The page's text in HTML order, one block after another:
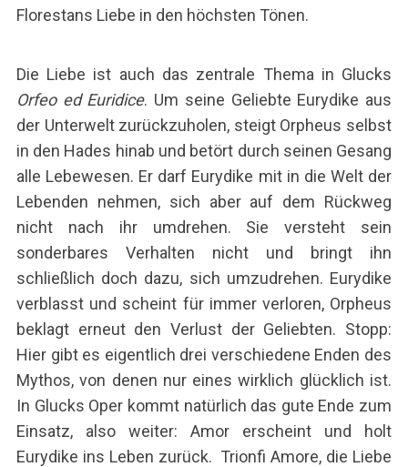
Florestans Liebe in den höchsten Tönen.
Die Liebe ist auch das zentrale Thema in Glucks
Orfeo ed Euridice. Um seine Geliebte Eurydike aus
der Unterwelt zurückzuholen, steigt Orpheus selbst
in den Hades hinab und betört durch seinen Gesang
alle Lebewesen. Er darf Eurydike mit in die Welt der
Lebenden nehmen, sich aber auf dem Rückweg
nicht nach ihr umdrehen. Sie versteht sein
sonderbares Verhalten nicht und bringt ihn
schließlich doch dazu, sich umzudrehen. Eurydike
verblasst und scheint für immer verloren, Orpheus
beklagt erneut den Verlust der Geliebten. Stopp:
Hier gibt es eigentlich drei verschiedene Enden des
Mythos, von denen nur eines wirklich glücklich ist.
In Glucks Oper kommt natürlich das gute Ende zum
Einsatz, also weiter: Amor erscheint und holt
Eurydike ins Leben zurück. Trionfi Amore, die Liebe